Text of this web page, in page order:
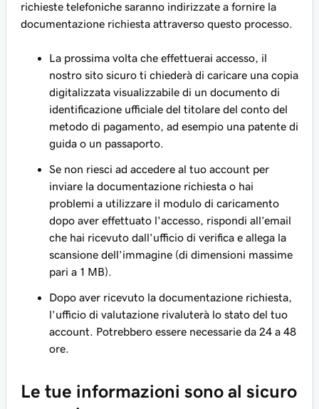
richieste telefoniche saranno indirizzate a fornire la
documentazione richiesta attraverso questo processo.
La prossima volta che effettuerai accesso, il
nostro sito sicuro ti chiederà di caricare una copia
digitalizzata visualizzabile di un documento di
identificazione ufficiale del titolare del conto del
metodo di pagamento, ad esempio una patente di
guida o un passaporto.
Se non riesci ad accedere al tuo account per
inviare la documentazione richiesta o hai
problemi a utilizzare il modulo di caricamento
dopo aver effettuato l'accesso, rispondi all’email
che hai ricevuto dall’ufficio di verifica e allega la
scansione dell’immagine (di dimensioni massime
pari a 1 MB).
Dopo aver ricevuto la documentazione richiesta,
l’ufficio di valutazione rivaluterà lo stato del tuo
account. Potrebbero essere necessarie da 24 a 48
ore.
Le tue informazioni sono al sicuro